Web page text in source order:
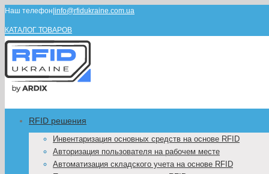
Наш телефон info@rfidukraine.com.ua
КАТАЛОГ ТОВАРОВ
RFID решения
Инвентаризация основных средств на основе RFID
Авторизация пользователя на рабочем месте
Автоматизация складского учета на основе RFID